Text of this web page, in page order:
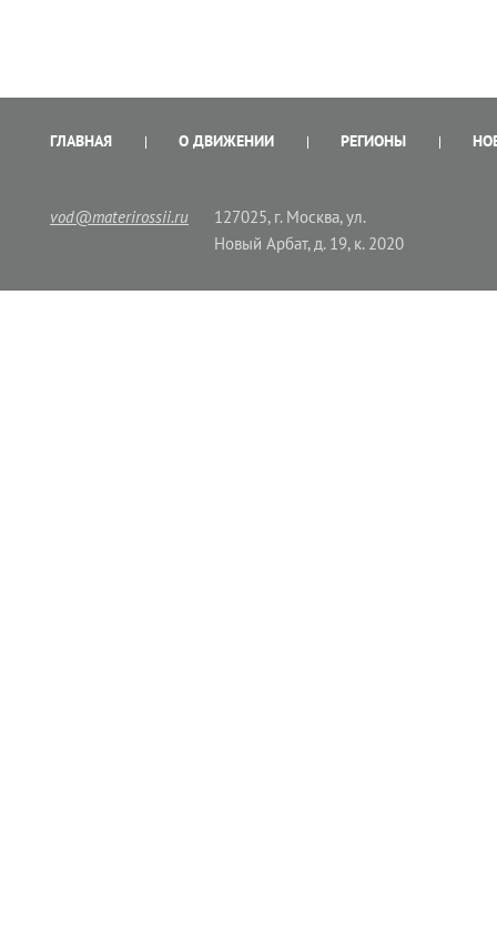
ГЛАВНАЯ О ДВИЖЕНИИ РЕГИОНЫ
vod@materirossii.ru
127025, г. Москва, ул.
Новый Арбат, д. 19, к. 2020